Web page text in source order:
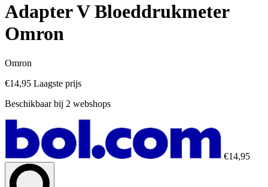
Adapter V Bloeddrukmeter
Omron
Omron
€14,95 Laagste prijs
Beschikbaar bij 2 webshops
€14,95